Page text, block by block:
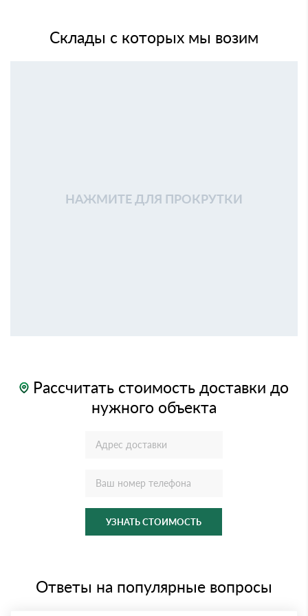
Склады с которых мы возим
НАЖМИТЕ ДЛЯ ПРОКРУТКИ
Рассчитать стоимость доставки до
нужного объекта
УЗНАТЬ СТОИМОСТЬ
Ответы на популярные вопросы